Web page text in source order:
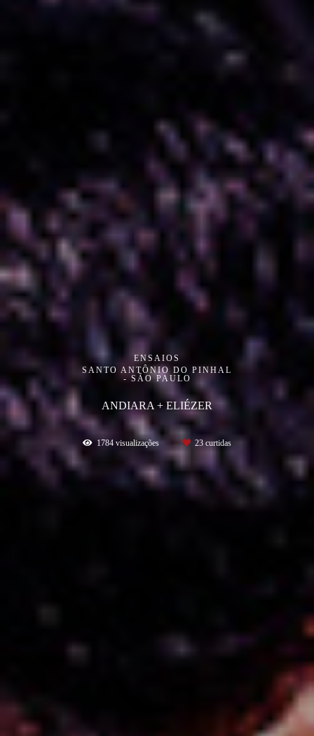
ENSAIOS
SANTO ANTÔNIO DO PINHAL
- SÃO PAULO
ANDIARA + ELIÉZER
1784 visualizações 23 curtidas